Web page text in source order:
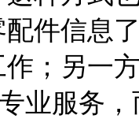
件信息
；另一
业服务